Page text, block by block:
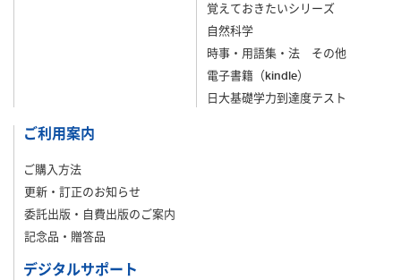
覚えておきたいシリーズ
自然科学
時事・用語集・法 その他
電子書籍（kindle）
日大基礎学力到達度テスト
ご利用案内
ご購入方法
更新・訂正のお知らせ
委託出版・自費出版のご案内
記念品・贈答品
デジタルサポート